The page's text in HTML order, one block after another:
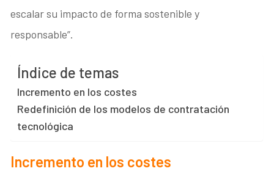
escalar su impacto de forma sostenible y
responsable”.
Índice de temas
Incremento en los costes
Redefinición de los modelos de contratación
tecnológica
Incremento en los costes